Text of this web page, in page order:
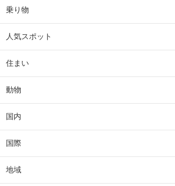
乗り物
人気スポット
住まい
動物
国内
国際
地域